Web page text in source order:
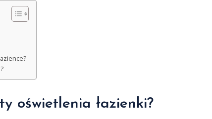
oświetlenia łazienki?